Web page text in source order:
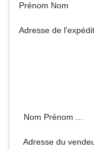
A ...,
Adresse de
Nom Prénom ...
Adresse du